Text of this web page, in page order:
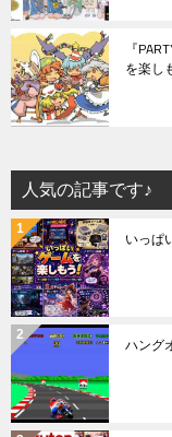
『
を楽し
人気の記事です♪
いっぱ
ハング